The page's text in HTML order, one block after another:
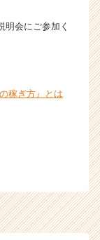
明会にご参加く
稼ぎ方』とは